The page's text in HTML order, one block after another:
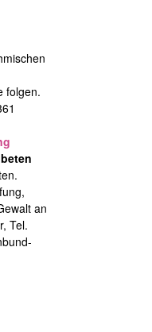
folgen.
an
Tel.